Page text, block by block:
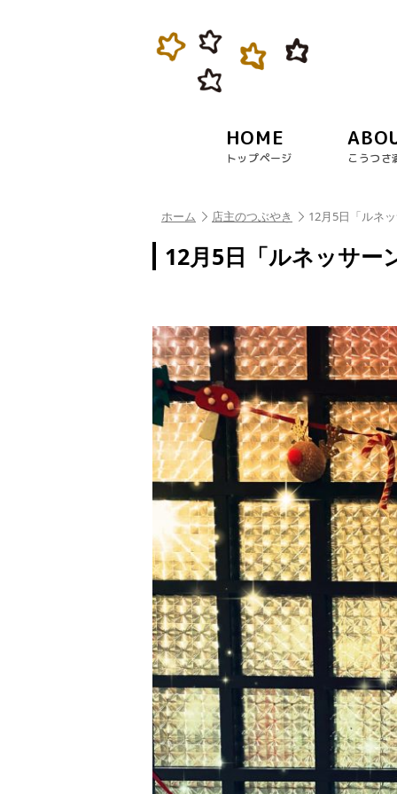
HOME
トップページ こうつさ
ホーム 店主のつぶやき 12月5日「ルネ
12月5日「ルネッサー